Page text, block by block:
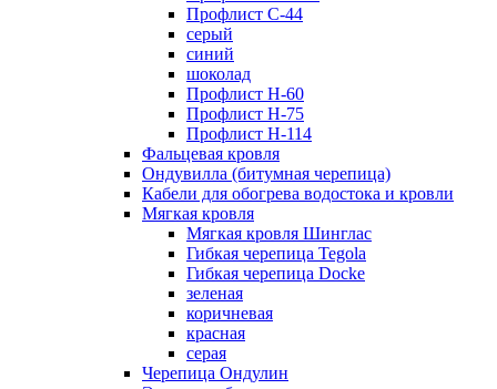
Профлист С-44
серый
синий
шоколад
Профлист Н-60
Профлист Н-75
Профлист H-114
Фальцевая кровля
Ондувилла (битумная черепица)
Кабели для обогрева водостока и кровли
Мягкая кровля
Мягкая кровля Шинглас
Гибкая черепица Tegola
Гибкая черепица Docke
зеленая
коричневая
красная
серая
Черепица Ондулин